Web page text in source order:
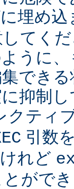
埋め
てく
うに
でき
抑制
クティ
引数
れど
がで